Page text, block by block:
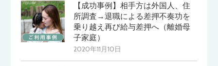
【成功事例】相手方は外国人、住
所調査→退職による差押不奏功を
乗り越え再び給与差押へ（離婚母
子家庭）
2020年11月10日